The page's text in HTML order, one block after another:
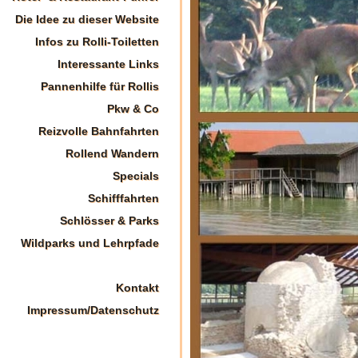
Die Idee zu dieser Website
Infos zu Rolli-Toiletten
Interessante Links
Pannenhilfe für Rollis
Pkw & Co
Reizvolle Bahnfahrten
Rollend Wandern
Specials
Schifffahrten
Schlösser & Parks
Wildparks und Lehrpfade
Kontakt
Impressum/Datenschutz